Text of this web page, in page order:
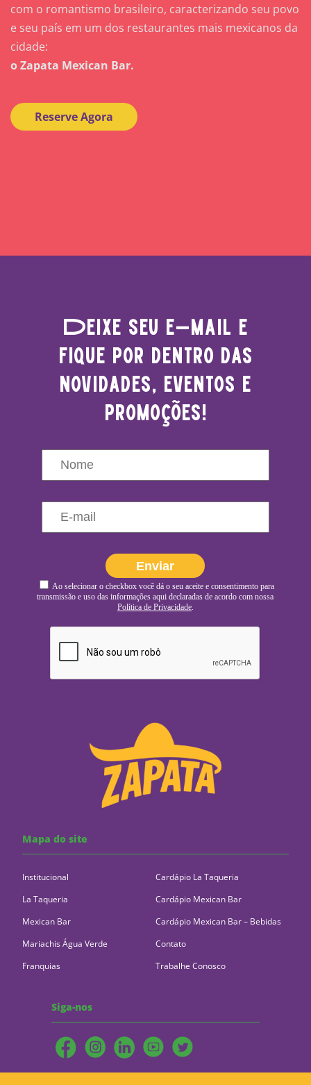
com o romantismo brasileiro, caracterizando seu povo
e seu país em um dos restaurantes mais mexicanos da
cidade:
o Zapata Mexican Bar.
Reserve Agora
Deixe seu e-mail e
fique por dentro das
novidades, eventos e
promoções!
Ao selecionar o checkbox você dá o seu aceite e consentimento para
transmissão e uso das informações aqui declaradas de acordo com nossa
Política de Privacidade.
Mapa do site
Institucional
La Taqueria
Mexican Bar
Mariachis Água Verde
Franquias
Cardápio La Taqueria
Cardápio Mexican Bar
Cardápio Mexican Bar – Bebidas
Contato
Trabalhe Conosco
Siga-nos